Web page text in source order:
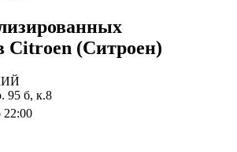
Citroen (Ситроен)
95 б, к.8
22:00